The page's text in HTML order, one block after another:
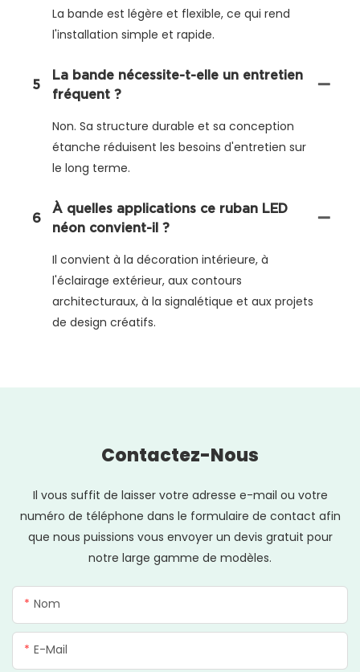
La bande est légère et flexible, ce qui rend
l'installation simple et rapide.
5
La bande nécessite-t-elle un entretien
fréquent ?
Non. Sa structure durable et sa conception
étanche réduisent les besoins d'entretien sur
le long terme.
6
À quelles applications ce ruban LED
néon convient-il ?
Il convient à la décoration intérieure, à
l'éclairage extérieur, aux contours
architecturaux, à la signalétique et aux projets
de design créatifs.
Contactez-Nous
Il vous suffit de laisser votre adresse e-mail ou votre
numéro de téléphone dans le formulaire de contact afin
que nous puissions vous envoyer un devis gratuit pour
notre large gamme de modèles.
Nom
E-Mail